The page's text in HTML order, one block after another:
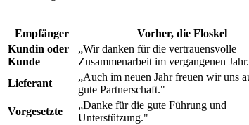
Empfänger
Vorher, die Floskel
Kundin oder
Kunde
„Wir danken für die vertrauensvolle
Zusammenarbeit im vergangenen
Lieferant
„Auch im neuen Jahr freuen wir uns
gute Partnerschaft."
Vorgesetzte
„Danke für die gute Führung und
Unterstützung."